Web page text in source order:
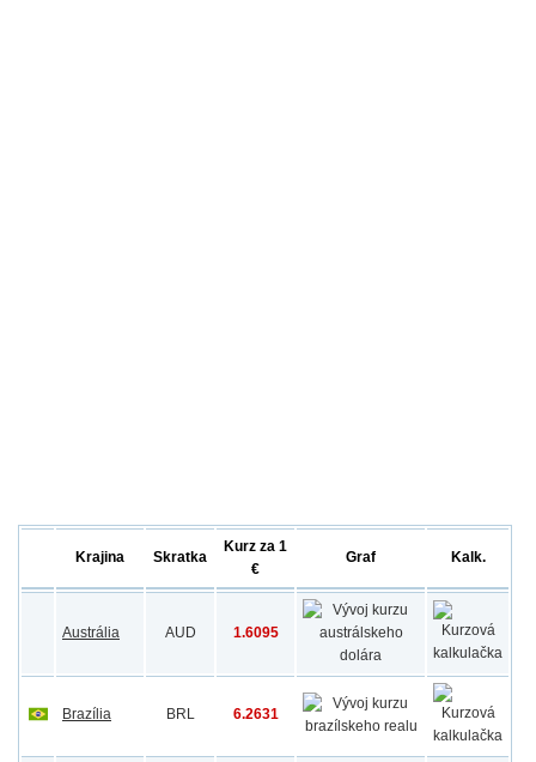
Krajina Skratka
Kurz za 1
€
Graf Kalk.
Austrália AUD 1.6095
Brazília BRL 6.2631